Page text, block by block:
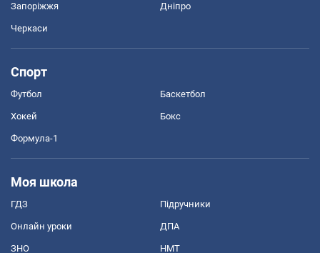
Запоріжжя Дніпро
Черкаси
Спорт
Футбол Баскетбол
Хокей Бокс
Формула-1
Моя школа
ГДЗ Підручники
Онлайн уроки ДПА
ЗНО НМТ